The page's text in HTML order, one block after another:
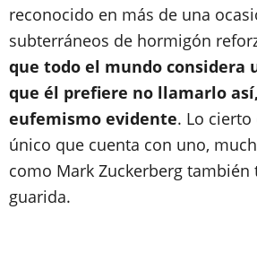
reconocido en más de una
subterráneos de hormigón
que todo el mundo considera
que él prefiere no llamarlo
eufemismo evidente. Lo cierto
único que cuenta con uno,
como Mark Zuckerberg también
guarida.